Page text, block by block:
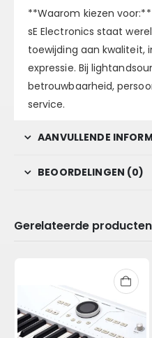
**Waarom kiezen voor:**
sE Electronics staat
toewijding aan kwaliteit,
expressie. Bij
betrouwbaarheid,
service.
AANVULLENDE
BEOORDELINGEN (0)
Gerelateerde producten